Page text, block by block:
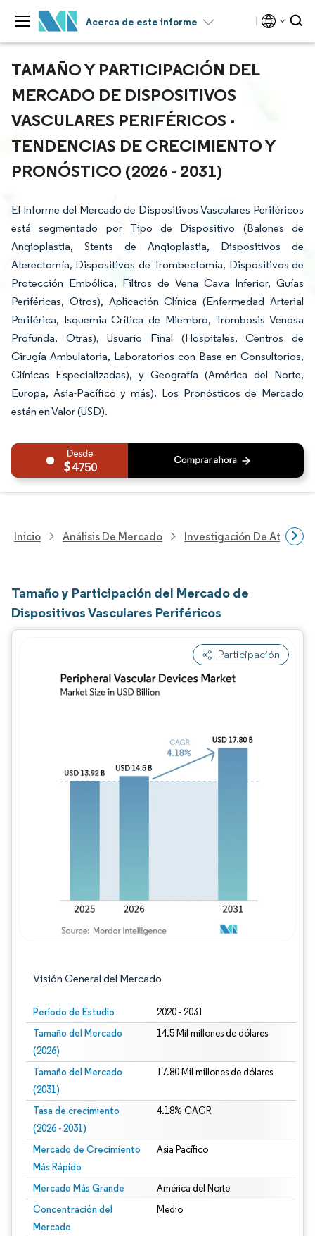
Acerca de este informe
TAMAÑO Y PARTICIPACIÓN DEL
MERCADO DE DISPOSITIVOS
VASCULARES PERIFÉRICOS -
TENDENCIAS DE CRECIMIENTO Y
PRONÓSTICO (2026 - 2031)
El Informe del Mercado de Dispositivos Vasculares Periféricos
está segmentado por Tipo de Dispositivo (Balones de
Angioplastia, Stents de Angioplastia, Dispositivos de
Aterectomía, Dispositivos de Trombectomía, Dispositivos de
Protección Embólica, Filtros de Vena Cava Inferior, Guías
Periféricas, Otros), Aplicación Clínica (Enfermedad Arterial
Periférica, Isquemia Crítica de Miembro, Trombosis Venosa
Profunda, Otras), Usuario Final (Hospitales, Centros de
Cirugía Ambulatoria, Laboratorios con Base en Consultorios,
Clínicas Especializadas), y Geografía (América del Norte,
Europa, Asia-Pacífico y más). Los Pronósticos de Mercado
están en Valor (USD).
4750
Inicio Análisis De Mercado Investigación De
Tamaño y Participación del Mercado de
Dispositivos Vasculares Periféricos
Participación
Visión General del Mercado
Período de Estudio 2020 - 2031
Tamaño del Mercado
(2026)
14.5 Mil millones de dólares
Tamaño del Mercado
(2031)
17.80 Mil millones de dólares
Tasa de crecimiento
(2026 - 2031)
4.18% CAGR
Mercado de Crecimiento
Más Rápido
Asia Pacífico
Mercado Más Grande América del Norte
Concentración del
Mercado
Medio